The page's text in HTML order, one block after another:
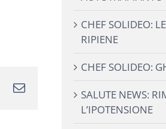
Pinterest
Email
CHEF SOLIDEO:
RIPIENE
CHEF SOLIDEO:
SALUTE NEWS:
L’IPOTENSIONE